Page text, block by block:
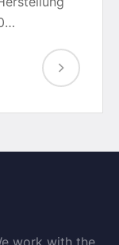
work with the